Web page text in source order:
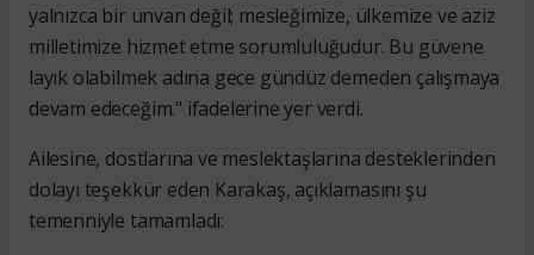
yalnızca bir unvan değil; mesleğimize, ülkemize ve aziz
milletimize hizmet etme sorumluluğudur. Bu güvene
layık olabilmek adına gece gündüz demeden çalışmaya
devam edeceğim." ifadelerine yer verdi.
Ailesine, dostlarına ve meslektaşlarına desteklerinden
dolayı teşekkür eden Karakaş, açıklamasını şu
temenniyle tamamladı: